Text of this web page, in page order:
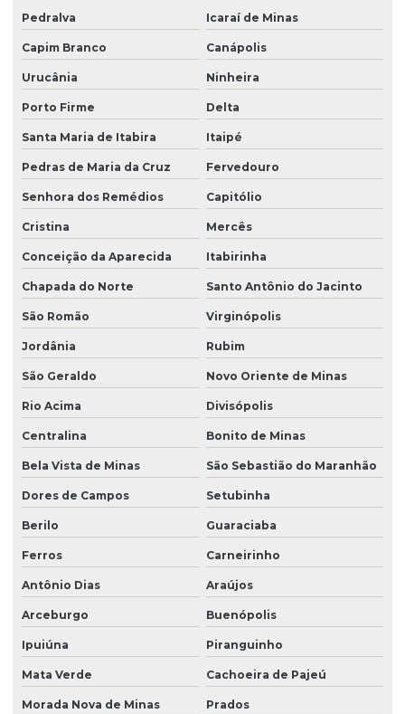
Pedralva Icaraí de Minas
Capim Branco Canápolis
Urucânia Ninheira
Porto Firme Delta
Santa Maria de Itabira Itaipé
Pedras de Maria da Cruz Fervedouro
Senhora dos Remédios Capitólio
Cristina Mercês
Conceição da Aparecida Itabirinha
Chapada do Norte Santo Antônio do Jacinto
São Romão Virginópolis
Jordânia Rubim
São Geraldo Novo Oriente de Minas
Rio Acima Divisópolis
Centralina Bonito de Minas
Bela Vista de Minas São Sebastião do Maranhão
Dores de Campos Setubinha
Berilo Guaraciaba
Ferros Carneirinho
Antônio Dias Araújos
Arceburgo Buenópolis
Ipuiúna Piranguinho
Mata Verde Cachoeira de Pajeú
Morada Nova de Minas Prados